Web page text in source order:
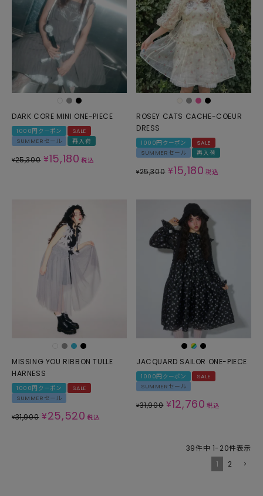
DARK CORE MINI ONE-PIECE
1000円クーポン
SALE
SUMMERセール
再入荷
¥25,300 ¥15,180 税込
ROSEY CATS CACHE-COEUR
DRESS
1000円クーポン
SALE
SUMMERセール
再入荷
¥25,300 ¥15,180 税込
MISSING YOU RIBBON TULLE
HARNESS
1000円クーポン
SALE
SUMMERセール
¥31,900 ¥25,520 税込
JACQUARD SAILOR ONE-PIECE
1000円クーポン
SALE
SUMMERセール
¥31,900 ¥12,760 税込
39件中 1-20件表示
1
2